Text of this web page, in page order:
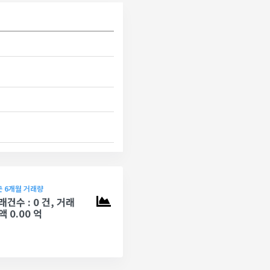
6개월 거래량
건수 : 0 건, 거래
0.00 억